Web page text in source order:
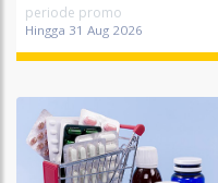
periode promo
Hingga 31 Aug 2026